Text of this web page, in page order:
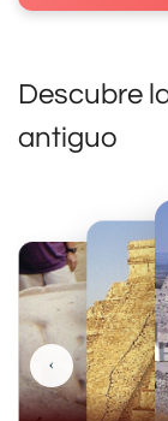
Descubre
antiguo
‹